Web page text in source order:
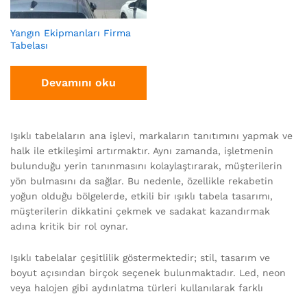
Yangın Ekipmanları Firma
Tabelası
Devamını oku
Işıklı tabelaların ana işlevi, markaların tanıtımını yapmak ve
halk ile etkileşimi artırmaktır. Aynı zamanda, işletmenin
bulunduğu yerin tanınmasını kolaylaştırarak, müşterilerin
yön bulmasını da sağlar. Bu nedenle, özellikle rekabetin
yoğun olduğu bölgelerde, etkili bir ışıklı tabela tasarımı,
müşterilerin dikkatini çekmek ve sadakat kazandırmak
adına kritik bir rol oynar.
Işıklı tabelalar çeşitlilik göstermektedir; stil, tasarım ve
boyut açısından birçok seçenek bulunmaktadır. Led, neon
veya halojen gibi aydınlatma türleri kullanılarak farklı